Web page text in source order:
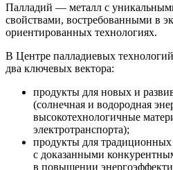
Палладий — металл с
свойствами, востребованными в
ориентированных технологиях.
В Центре палладиевых
два ключевых вектора:
продукты для новых и
(солнечная и водородная
высокотехнологичные
электротранспорта);
продукты для
с доказанными
в повышении